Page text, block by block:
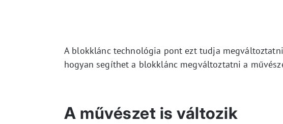
A blokklánc technológia pont ezt tudja
hogyan segíthet a blokklánc megváltoztatni a
A művészet is változik